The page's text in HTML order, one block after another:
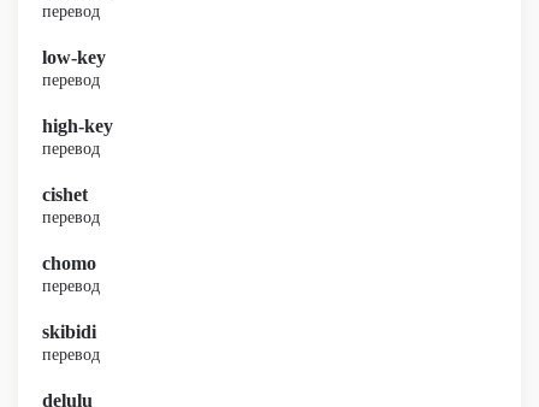
перевод
low-key
перевод
high-key
перевод
cishet
перевод
chomo
перевод
skibidi
перевод
delulu